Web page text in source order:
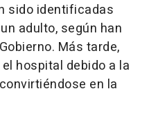
sido identificadas
adulto, según han
Más tarde,
hospital debido a la
en la